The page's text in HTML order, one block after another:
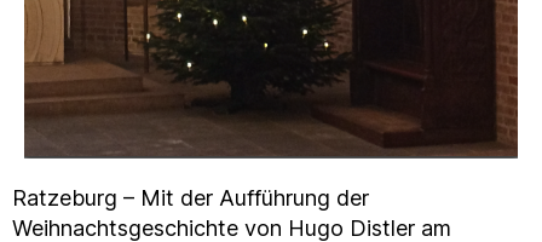
Ratzeburg – Mit der Aufführung der
Weihnachtsgeschichte von Hugo Distler am